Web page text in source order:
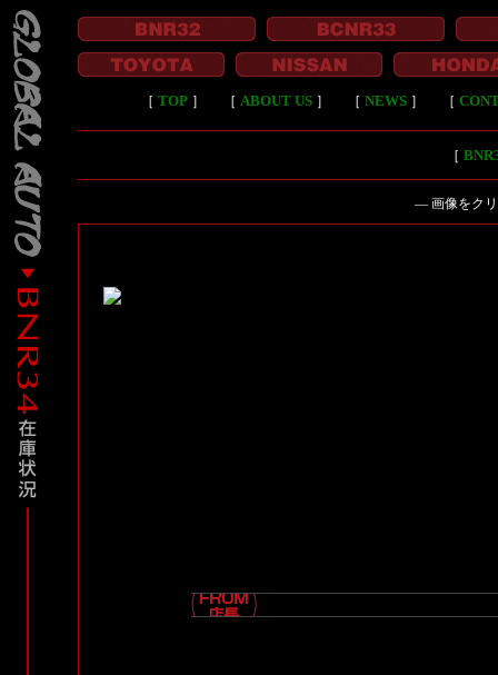
［ TOP］ ［ ABOUT US］ ［ NEWS］ ［
［
― 画像をク